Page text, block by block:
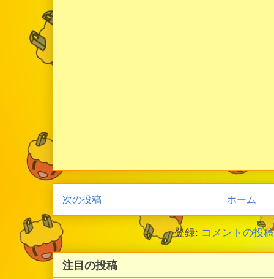
次の投稿 ホーム
登録: コメントの投
注目の投稿